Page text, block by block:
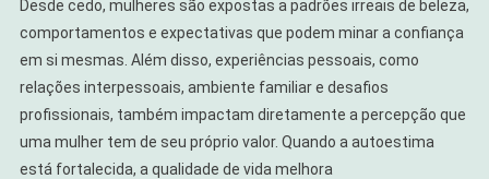
Desde cedo, mulheres são expostas a padrões irreais de beleza,
comportamentos e expectativas que podem minar a confiança
em si mesmas. Além disso, experiências pessoais, como
relações interpessoais, ambiente familiar e desafios
profissionais, também impactam diretamente a percepção que
uma mulher tem de seu próprio valor. Quando a autoestima
está fortalecida, a qualidade de vida melhora